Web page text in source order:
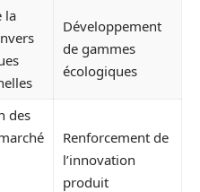
la
Développement
de gammes
écologiques
des
Renforcement de
l’innovation
produit